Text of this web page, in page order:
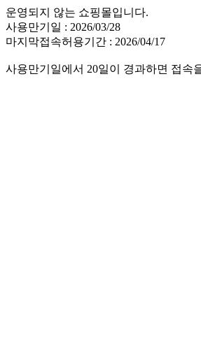
운영되지 않는 쇼핑몰입니다.
사용만기일 : 2026/03/28
마지막접속허용기간 : 2026/04/17
사용만기일에서 20일이 경과하면 접속